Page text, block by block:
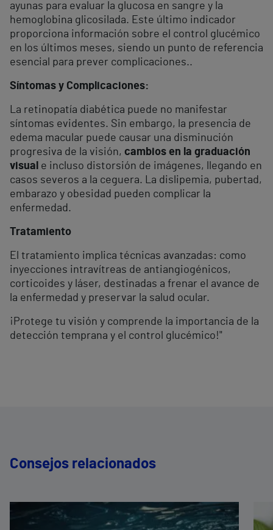
ayunas para evaluar la glucosa en sangre y la
hemoglobina glicosilada. Este último indicador
proporciona información sobre el control glucémico
en los últimos meses, siendo un punto de referencia
esencial para prever complicaciones..
Síntomas y Complicaciones:
La retinopatía diabética puede no manifestar
síntomas evidentes. Sin embargo, la presencia de
edema macular puede causar una disminución
progresiva de la visión, cambios en la graduación
visual e incluso distorsión de imágenes, llegando en
casos severos a la ceguera. La dislipemia, pubertad,
embarazo y obesidad pueden complicar la
enfermedad.
Tratamiento
El tratamiento implica técnicas avanzadas: como
inyecciones intravítreas de antiangiogénicos,
corticoides y láser, destinadas a frenar el avance de
la enfermedad y preservar la salud ocular.
¡Protege tu visión y comprende la importancia de la
detección temprana y el control glucémico!"
Consejos relacionados